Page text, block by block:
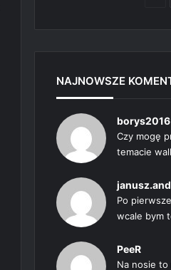
NAJNOWSZE
borys2016
Czy mogę
temacie
Po
wcale bym
PeeR
Na nosie to